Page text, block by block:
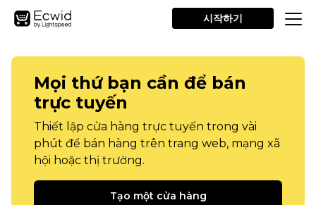
시작하기
Mọi thứ bạn cần để bán
trực tuyến
Thiết lập cửa hàng trực tuyến trong vài
phút để bán hàng trên trang web, mạng xã
hội hoặc thị trường.
Tạo một cửa hàng